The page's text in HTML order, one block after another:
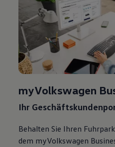
myVolkswagen
Ihr
Behalten Sie Ihren
dem myVolkswagen